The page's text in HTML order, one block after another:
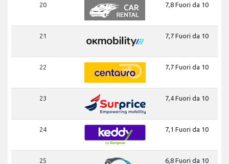
20 7,8 Fuori da 10
21 7,7 Fuori da 10
22 7,7 Fuori da 10
23 7,4 Fuori da 10
24 7,1 Fuori da 10
25 6,8 Fuori da 10